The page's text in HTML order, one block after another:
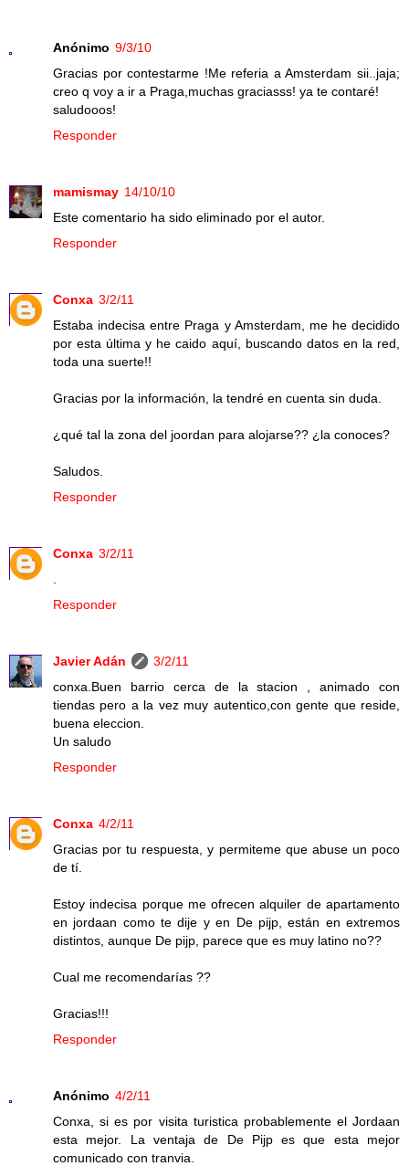
Anónimo 9/3/10
Gracias por contestarme !Me referia a Amsterdam sii..jaja;
creo q voy a ir a Praga,muchas graciasss! ya te contaré!
saludooos!
Responder
mamismay 14/10/10
Este comentario ha sido eliminado por el autor.
Responder
Conxa 3/2/11
Estaba indecisa entre Praga y Amsterdam, me he decidido
por esta última y he caido aquí, buscando datos en la red,
toda una suerte!!
Gracias por la información, la tendré en cuenta sin duda.
¿qué tal la zona del joordan para alojarse?? ¿la conoces?
Saludos.
Responder
Conxa 3/2/11
Responder
Javier Adán
3/2/11
conxa.Buen barrio cerca de la stacion , animado con
tiendas pero a la vez muy autentico,con gente que reside,
buena eleccion.
Un saludo
Responder
Conxa 4/2/11
Gracias por tu respuesta, y permiteme que abuse un poco
de tí.
Estoy indecisa porque me ofrecen alquiler de apartamento
en jordaan como te dije y en De pijp, están en extremos
distintos, aunque De pijp, parece que es muy latino no??
Cual me recomendarías ??
Gracias!!!
Responder
Anónimo 4/2/11
Conxa, si es por visita turistica probablemente el Jordaan
esta mejor. La ventaja de De Pijp es que esta mejor
comunicado con tranvia.